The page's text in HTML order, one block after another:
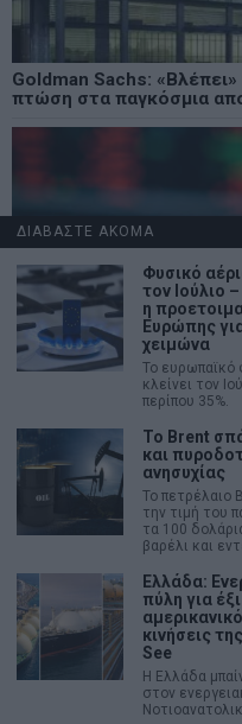
Goldman Sachs:
πτώση στα παγκόσμια
Χρηματιστήριο:
εκατ.
© 2026- marketnews.gr - All
ΑΡΧΙΚΗ ΟΙΚΟΝΟΜΙΑ
LIFESTYLE
ΔΙΑΒΑΣΤΕ ΑΚΟΜΑ
Φυσικό
τον Ιούλιο
η
Ευρώπης
χειμώνα
Το ευρωπαϊκό
κλείνει τον
περίπου 35%.
Το Brent
και
ανησυχίας
Το πετρέλαιο
την τιμή του
τα 100
βαρέλι και
Ελλάδα:
πύλη για
κινήσεις
See
Η Ελλάδα
στον